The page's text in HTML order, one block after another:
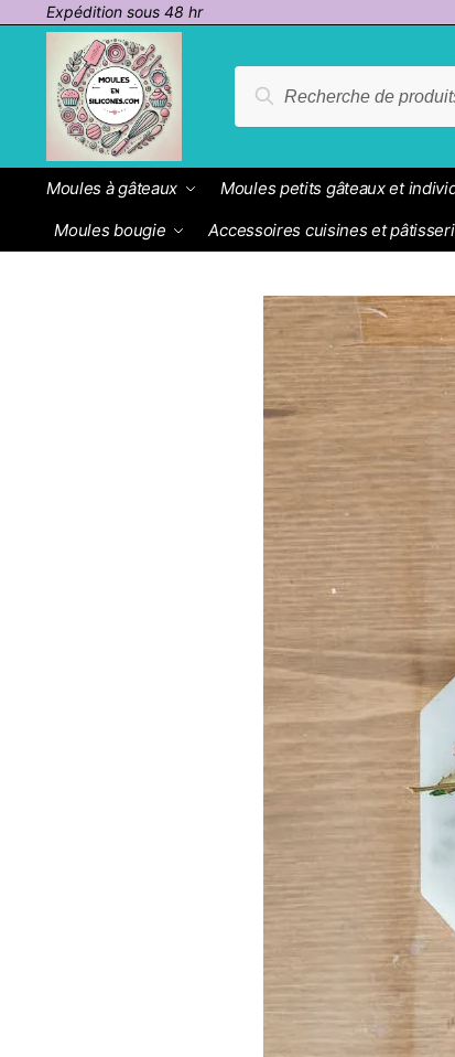
Expédition sous 48 hr
Recherche
Moules à gâteaux Moules petits gâteaux et
Moules bougie
Accessoires cuisines et